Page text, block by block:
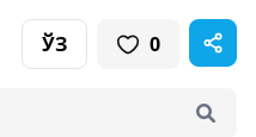
ЎЗ 0